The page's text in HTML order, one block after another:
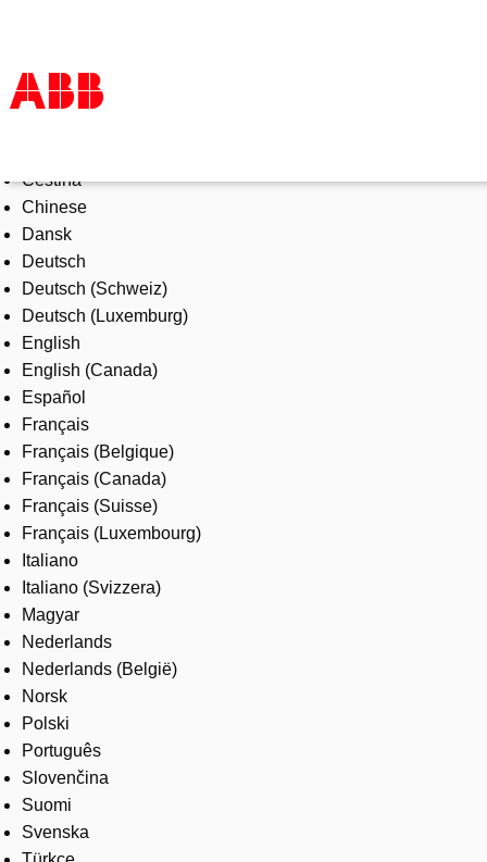
Products & Solutions
Industries
Services
About us
Where to buy
Contact us
Careers
Čeština
Chinese
Dansk
Deutsch
Deutsch (Schweiz)
Deutsch (Luxemburg)
English
English (Canada)
Español
Français
Français (Belgique)
Français (Canada)
Français (Suisse)
Français (Luxembourg)
Italiano
Italiano (Svizzera)
Magyar
Nederlands
Nederlands (België)
Norsk
Polski
Português
Slovenčina
Suomi
Svenska